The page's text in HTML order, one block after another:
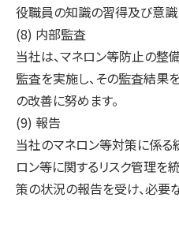
役職員の知識の習得及び意識
(8) 内部監査
当社は、マネロン等防止の
監査を実施し、その監査結果
の改善に努めます。
(9) 報告
当社のマネロン等対策に係る
ロン等に関するリスク管理を
策の状況の報告を受け、必要